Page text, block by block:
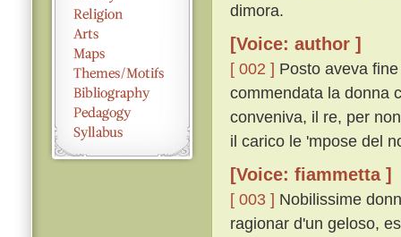
dimora.
[Voice: author ]
[ 002 ] Posto aveva
commendata la donna
conveniva, il re, per
il carico le 'mpose del
[Voice: fiammetta ]
[ 003 ] Nobilissime
ragionar d'un geloso,